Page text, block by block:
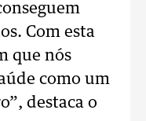
Com esta
que nós
como um
destaca o